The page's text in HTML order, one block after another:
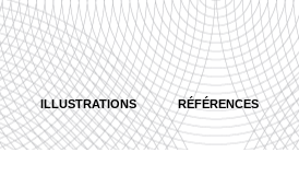
ILLUSTRATIONS RÉFÉRENCES